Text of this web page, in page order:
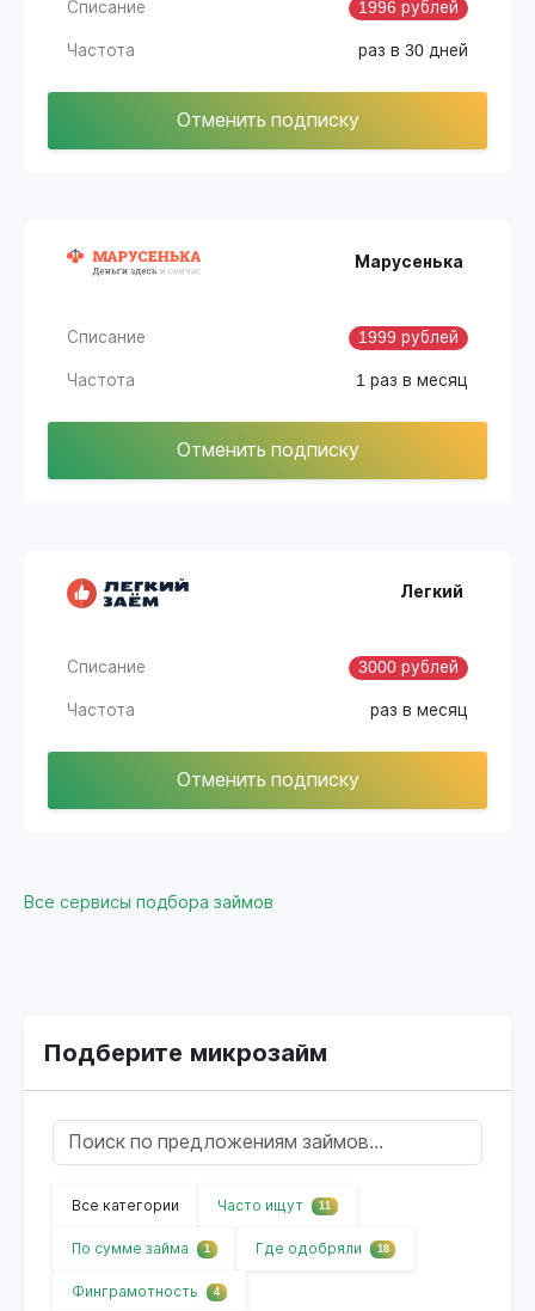
Списание 1996 рублей
Частота раз в 30 дней
Отменить подписку
Марусенька
Списание 1999 рублей
Частота 1 раз в месяц
Отменить подписку
Легкий
Списание 3000 рублей
Частота раз в месяц
Отменить подписку
Все сервисы подбора займов
Подберите микрозайм
Все категории Часто ищут 11
По сумме займа 1 Где одобряли 18
Финграмотность 4